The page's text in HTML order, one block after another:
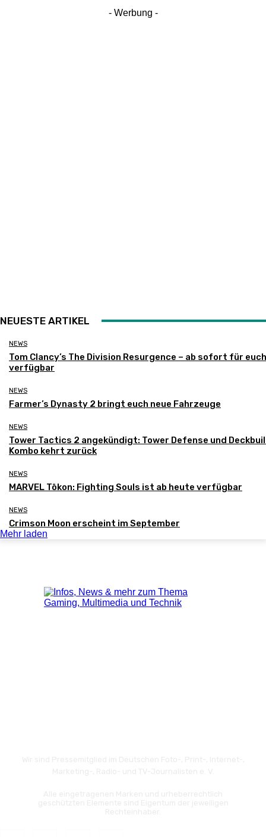
- Werbung -
NEUESTE ARTIKEL
NEWS
Tom Clancy’s The Division Resurgence – ab sofort für euch
verfügbar
NEWS
Farmer’s Dynasty 2 bringt euch neue Fahrzeuge
NEWS
Tower Tactics 2 angekündigt: Tower Defense und
Kombo kehrt zurück
NEWS
MARVEL Tōkon: Fighting Souls ist ab heute verfügbar
NEWS
Crimson Moon erscheint im September
Mehr laden